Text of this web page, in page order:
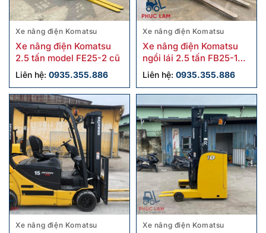
Xe nâng điện Komatsu
Xe nâng điện Komatsu
2.5 tấn model FE25-2 cũ
Liên hệ: 0935.355.886
Xe nâng điện Komatsu
Xe nâng điện Komatsu
ngồi lái 2.5 tấn FB25-12
cũ
Liên hệ: 0935.355.886
Xe nâng điện Komatsu Xe nâng điện Komatsu